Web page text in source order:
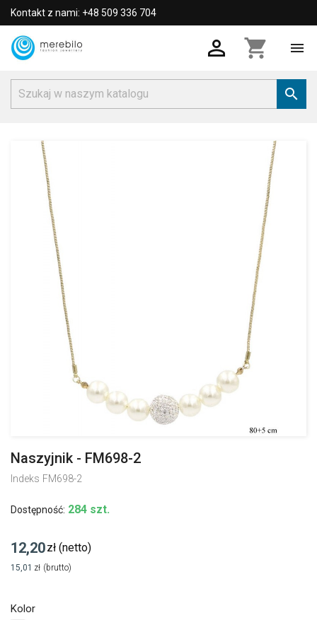
Kontakt z nami: +48 509 336 704
 shopping_cart 

Naszyjnik - FM698-2
Indeks FM698-2
Dostępność: 284 szt.
12,20zł (netto)
15,01 zł (brutto)
Kolor